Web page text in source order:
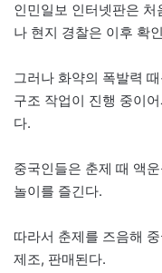
인민일보 인터넷판은
나 현지 경찰은 이후 확
그러나 화약의 폭발력
구조 작업이 진행 중이
다.
중국인들은 춘제 때 액
놀이를 즐긴다.
따라서 춘제를 즈음해
제조, 판매된다.